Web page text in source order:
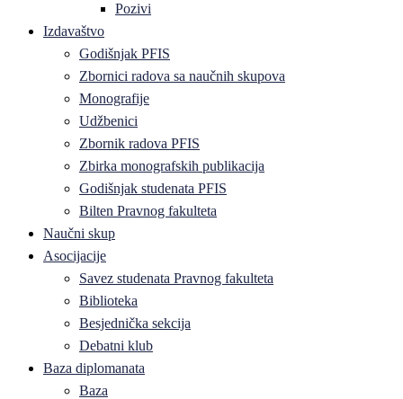
Pozivi
Izdavaštvo
Godišnjak PFIS
Zbornici radova sa naučnih skupova
Monografije
Udžbenici
Zbornik radova PFIS
Zbirka monografskih publikacija
Godišnjak studenata PFIS
Bilten Pravnog fakulteta
Naučni skup
Asocijacije
Savez studenata Pravnog fakulteta
Biblioteka
Besjednička sekcija
Debatni klub
Baza diplomanata
Baza